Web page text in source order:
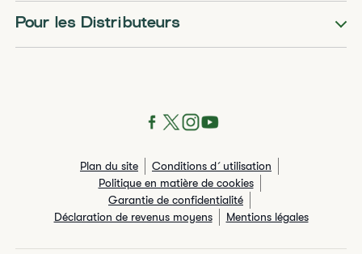
Pour les Distributeurs
Plan du site
Conditions d´utilisation
Politique en matière de cookies
Garantie de confidentialité
Déclaration de revenus moyens
Mentions légales